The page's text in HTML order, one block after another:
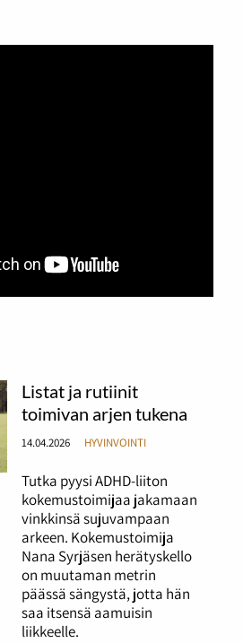
Listat ja rutiinit
toimivan arjen tukena
14.04.2026 HYVINVOINTI
Tutka pyysi ADHD-liiton
kokemustoimijaa jakamaan
vinkkinsä sujuvampaan
arkeen. Kokemustoimija
Nana Syrjäsen herätyskello
on muutaman metrin
päässä sängystä, jotta hän
saa itsensä aamuisin
liikkeelle.